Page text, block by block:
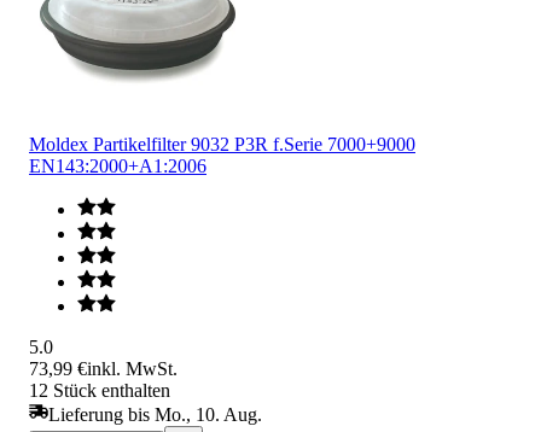
Moldex Partikelfilter 9032 P3R f.Serie 7000+9000
EN143:2000+A1:2006
5.0
73,99 €inkl. MwSt.
12 Stück enthalten
Lieferung bis Mo., 10. Aug.